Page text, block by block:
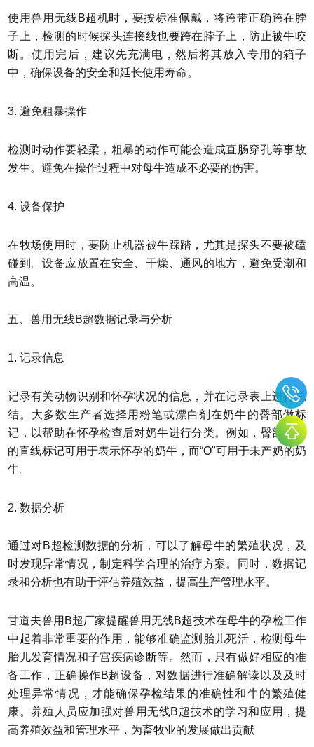
使用兽用无线B超机时，要按标准佩戴，将跨带正确跨在脖
子上，检测的时候探头连接线也要跨在脖子上，防止被牛咬
断。使用完后，建议先充满电，然后将其放入专用的箱子
中，确保设备的安全和延长使用寿命。
3. 避免粗暴操作
检测时动作要轻柔，粗暴的动作可能会造成直肠穿孔等事故
发生。避免在操作过程中对母牛造成不必要的伤害。
4. 设备保护
在牧场使用时，要防止机器被牛踩踏，尤其是探头不要被磕
碰到。设备应放置在安全、干燥、通风的地方，避免受潮和
高温。
五、兽用无线B超数据记录与分析
1. 记录信息
记录有关动物识别和怀孕状况的信息，并在记录表上进行总
结。大多数生产者选择用粉笔或漂白剂在奶牛的臀部做标
记，以帮助在怀孕检查后对奶牛进行分类。例如，臀部两侧
的直线标记可用于表示怀孕的奶牛，而“O"可用于未产奶的奶
牛。
2. 数据分析
通过对B超检测数据的分析，可以了解母牛的繁殖状况，及
时发现异常情况，制定科学合理的治疗方案。同时，数据记
录和分析也有助于评估养殖效益，提高生产管理水平。
甘道夫兽用B超厂家提醒兽用无线B超技术在母牛的孕检工作
中起着非常重要的作用，能够准确监测胎儿死活，检测母牛
胎儿发育情况和子宫疾病诊断等。然而，只有做好相应的准
备工作，正确操作B超设备，对数据进行准确解读以及及时
处理异常情况，才能确保孕检结果的准确性和牛的繁殖健
康。养殖人员应加强对兽用无线B超技术的学习和应用，提
高养殖效益和管理水平，为畜牧业的发展做出贡献